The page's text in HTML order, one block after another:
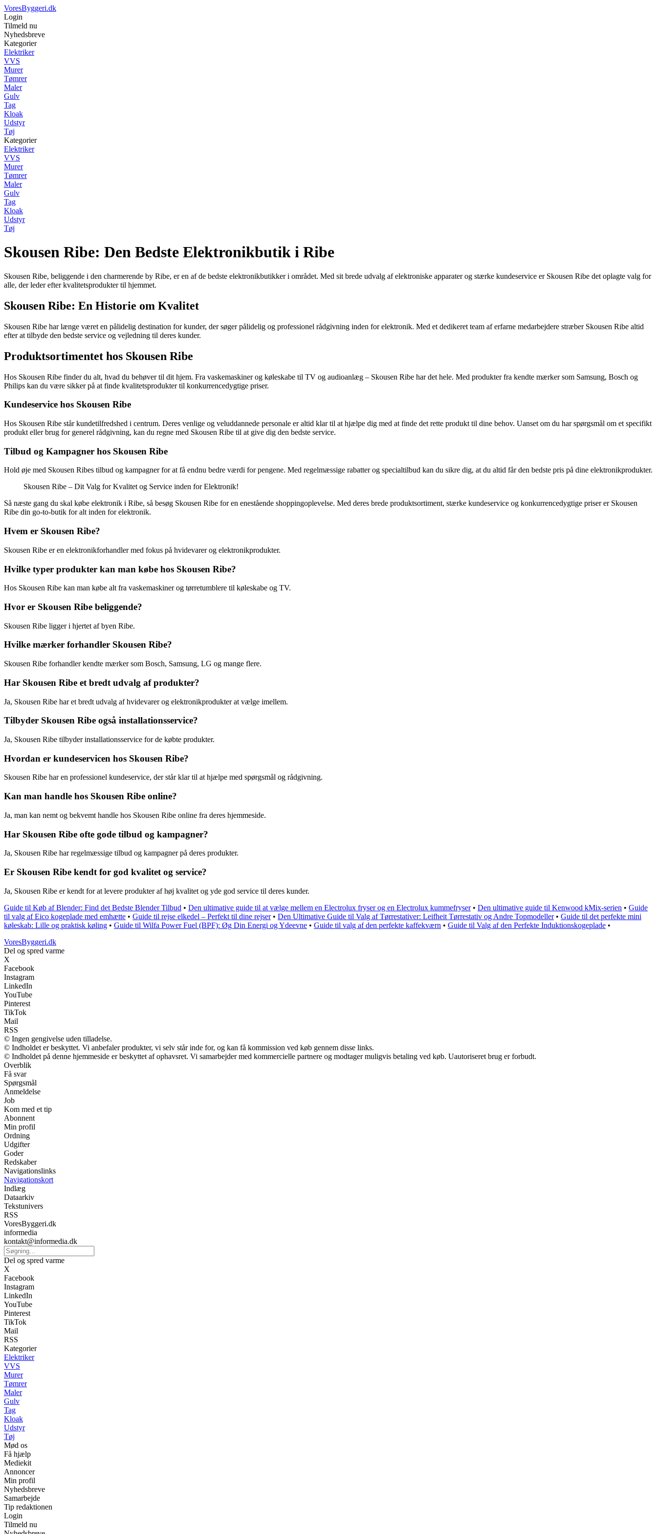
VoresByggeri.dk
Login
Tilmeld nu
Nyhedsbreve
Kategorier
Elektriker
VVS
Murer
Tømrer
Maler
Gulv
Tag
Kloak
Udstyr
Tøj
Kategorier
Elektriker
VVS
Murer
Tømrer
Maler
Gulv
Tag
Kloak
Udstyr
Tøj
Skousen Ribe: Den Bedste Elektronikbutik i Ribe
Skousen Ribe, beliggende i den charmerende by Ribe, er en af de bedste elektronikbutikker i området. Med sit brede udvalg af elektroniske apparater og stærke kundeservice er Skousen Ribe det oplagte valg for
alle, der leder efter kvalitetsprodukter til hjemmet.
Skousen Ribe: En Historie om Kvalitet
Skousen Ribe har længe været en pålidelig destination for kunder, der søger pålidelig og professionel rådgivning inden for elektronik. Med et dedikeret team af erfarne medarbejdere stræber Skousen Ribe altid
efter at tilbyde den bedste service og vejledning til deres kunder.
Produktsortimentet hos Skousen Ribe
Hos Skousen Ribe finder du alt, hvad du behøver til dit hjem. Fra vaskemaskiner og køleskabe til TV og audioanlæg – Skousen Ribe har det hele. Med produkter fra kendte mærker som Samsung, Bosch og
Philips kan du være sikker på at finde kvalitetsprodukter til konkurrencedygtige priser.
Kundeservice hos Skousen Ribe
Hos Skousen Ribe står kundetilfredshed i centrum. Deres venlige og veluddannede personale er altid klar til at hjælpe dig med at finde det rette produkt til dine behov. Uanset om du har spørgsmål om et specifikt
produkt eller brug for generel rådgivning, kan du regne med Skousen Ribe til at give dig den bedste service.
Tilbud og Kampagner hos Skousen Ribe
Hold øje med Skousen Ribes tilbud og kampagner for at få endnu bedre værdi for pengene. Med regelmæssige rabatter og specialtilbud kan du sikre dig, at du altid får den bedste pris på dine elektronikprodukter.
Skousen Ribe – Dit Valg for Kvalitet og Service inden for Elektronik!
Så næste gang du skal købe elektronik i Ribe, så besøg Skousen Ribe for en enestående shoppingoplevelse. Med deres brede produktsortiment, stærke kundeservice og konkurrencedygtige priser er Skousen
Ribe din go-to-butik for alt inden for elektronik.
Hvem er Skousen Ribe?
Skousen Ribe er en elektronikforhandler med fokus på hvidevarer og elektronikprodukter.
Hvilke typer produkter kan man købe hos Skousen Ribe?
Hos Skousen Ribe kan man købe alt fra vaskemaskiner og tørretumblere til køleskabe og TV.
Hvor er Skousen Ribe beliggende?
Skousen Ribe ligger i hjertet af byen Ribe.
Hvilke mærker forhandler Skousen Ribe?
Skousen Ribe forhandler kendte mærker som Bosch, Samsung, LG og mange flere.
Har Skousen Ribe et bredt udvalg af produkter?
Ja, Skousen Ribe har et bredt udvalg af hvidevarer og elektronikprodukter at vælge imellem.
Tilbyder Skousen Ribe også installationsservice?
Ja, Skousen Ribe tilbyder installationsservice for de købte produkter.
Hvordan er kundeservicen hos Skousen Ribe?
Skousen Ribe har en professionel kundeservice, der står klar til at hjælpe med spørgsmål og rådgivning.
Kan man handle hos Skousen Ribe online?
Ja, man kan nemt og bekvemt handle hos Skousen Ribe online fra deres hjemmeside.
Har Skousen Ribe ofte gode tilbud og kampagner?
Ja, Skousen Ribe har regelmæssige tilbud og kampagner på deres produkter.
Er Skousen Ribe kendt for god kvalitet og service?
Ja, Skousen Ribe er kendt for at levere produkter af høj kvalitet og yde god service til deres kunder.
Guide til Køb af Blender: Find det Bedste Blender Tilbud • Den ultimative guide til at vælge mellem en Electrolux fryser og en Electrolux kummefryser• Den ultimative guide til Kenwood kMix-serien • Guide
til valg af Eico kogeplade med emhætte • Guide til rejse elkedel – Perfekt til dine rejser• Den Ultimative Guide til Valg af Tørrestativer: Leifheit Tørrestativ og Andre Topmodeller• Guide til det perfekte mini
køleskab: Lille og praktisk køling • Guide til Wilfa Power Fuel (BPF): Øg Din Energi og Ydeevne • Guide til valg af den perfekte kaffekværn • Guide til Valg af den Perfekte Induktionskogeplade •
VoresByggeri.dk
Del og spred varme
X
Facebook
Instagram
LinkedIn
YouTube
Pinterest
TikTok
Mail
RSS
© Ingen gengivelse uden tilladelse.
© Indholdet er beskyttet. Vi anbefaler produkter, vi selv står inde for, og kan få kommission ved køb gennem disse links.
© Indholdet på denne hjemmeside er beskyttet af ophavsret. Vi samarbejder med kommercielle partnere og modtager muligvis betaling ved køb. Uautoriseret brug er forbudt.
Overblik
Få svar
Spørgsmål
Anmeldelse
Job
Kom med et tip
Abonnent
Min profil
Ordning
Udgifter
Goder
Redskaber
Navigationslinks
Navigationskort
Indlæg
Dataarkiv
Tekstunivers
RSS
VoresByggeri.dk
informedia
kontakt@informedia.dk
Del og spred varme
X
Facebook
Instagram
LinkedIn
YouTube
Pinterest
TikTok
Mail
RSS
Kategorier
Elektriker
VVS
Murer
Tømrer
Maler
Gulv
Tag
Kloak
Udstyr
Tøj
Mød os
Få hjælp
Mediekit
Annoncer
Min profil
Nyhedsbreve
Samarbejde
Tip redaktionen
Login
Tilmeld nu